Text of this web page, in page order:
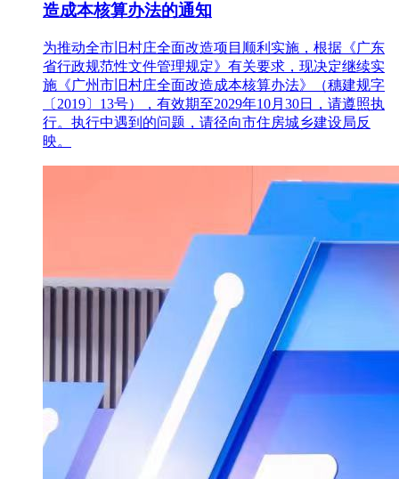
造成本核算办法的通知
为推动全市旧村庄全面改造项目顺利实施，根据《广东
省行政规范性文件管理规定》有关要求，现决定继续实
施《广州市旧村庄全面改造成本核算办法》（穗建规字
〔2019〕13号），有效期至2029年10月30日，请遵照执
行。执行中遇到的问题，请径向市住房城乡建设局反
映。